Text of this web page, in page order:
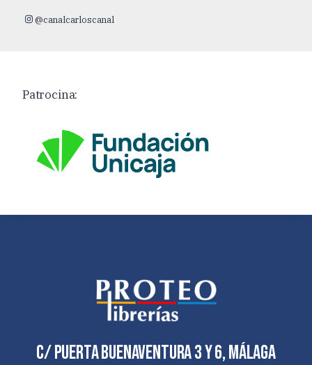
@canalcarloscanal
Patrocina:
C/ Puerta Buenaventura 3 y 6, Málaga